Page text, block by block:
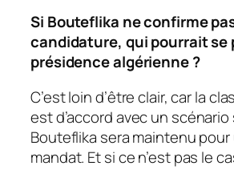
Si Bouteflika ne confirme
candidature, qui pourrait se
présidence algérienne?
C’est loin d’être clair, car la
est d’accord avec un
Bouteflika sera maintenu
mandat. Et si ce n’est pas le